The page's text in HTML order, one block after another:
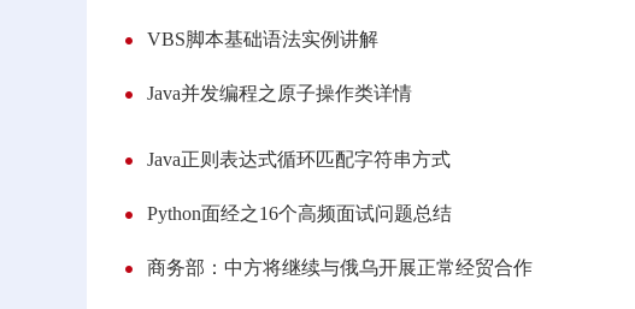
VBS脚本基础语法实例讲解
Java并发编程之原子操作类详情
Java正则表达式循环匹配字符串方式
Python面经之16个高频面试问题总结
商务部：中方将继续与俄乌开展正常经贸合作